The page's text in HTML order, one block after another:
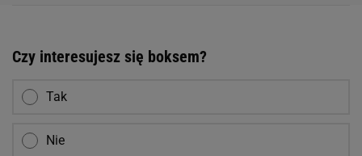
Czy interesujesz się boksem?
Tak
Nie